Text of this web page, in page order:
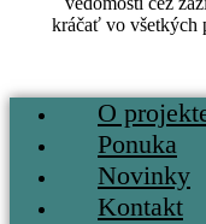
kráčať vo všetkých
O
Ponuka
Novinky
Kontakt